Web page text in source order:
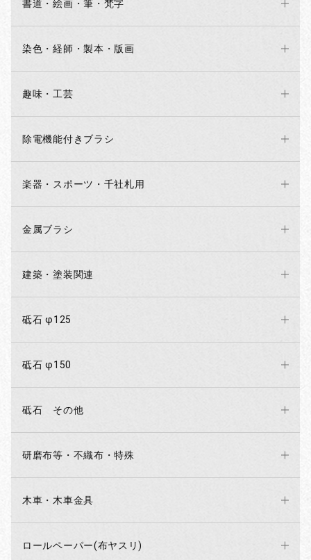
書道・絵画・筆・梵字
染色・経師・製本・版画
趣味・工芸
除電機能付きブラシ
楽器・スポーツ・千社札用
金属ブラシ
建築・塗装関連
砥石 φ125
砥石 φ150
砥石 その他
研磨布等・不織布・特殊
木車・木車金具
ロールペーパー(布ヤスリ)
お買い物を続ける